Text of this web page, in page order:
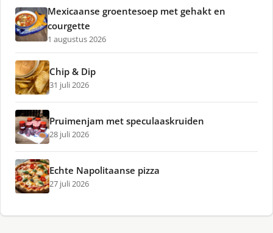
Mexicaanse groentesoep met gehakt en
courgette
1 augustus 2026
Chip & Dip
31 juli 2026
Pruimenjam met speculaaskruiden
28 juli 2026
Echte Napolitaanse pizza
27 juli 2026